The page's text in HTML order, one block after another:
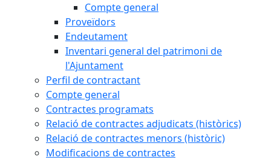
Compte general
Proveïdors
Endeutament
Inventari general del patrimoni de
l'Ajuntament
Perfil de contractant
Compte general
Contractes programats
Relació de contractes adjudicats (històrics)
Relació de contractes menors (històric)
Modificacions de contractes